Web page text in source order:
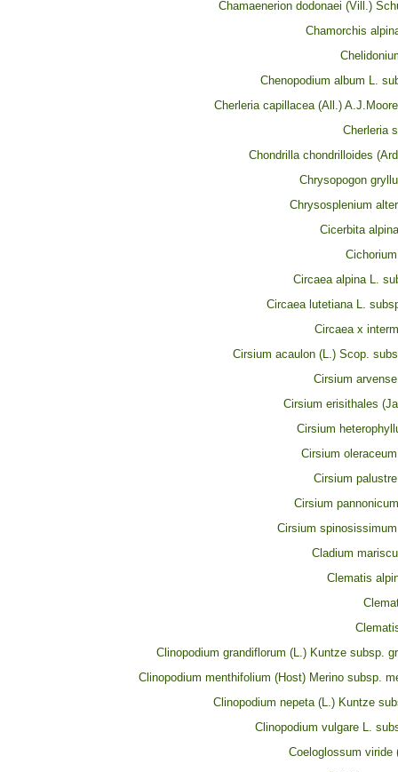
Chamaenerion dodonaei (Vill.)
Chamorchis
Chenopodium album L.
Cherleria capillacea (All.)
Cherleria
Chondrilla chondrilloides
Chrysopogon
Chrysosplenium
Cicerbita
Circaea alpina L.
Circaea lutetiana L.
Circaea x
Cirsium acaulon (L.) Scop.
Cirsium
Cirsium erisithales
Cirsium
Cirsium
Cirsium
Cirsium
Cirsium
Cladium
Clematis
Clinopodium grandiflorum (L.) Kuntze subsp.
Clinopodium menthifolium (Host) Merino subsp.
Clinopodium nepeta (L.) Kuntze
Clinopodium vulgare L.
Coeloglossum viride